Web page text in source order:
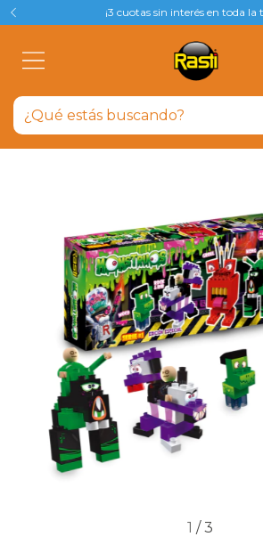
¡3 cuotas sin interés en toda la
1 /3